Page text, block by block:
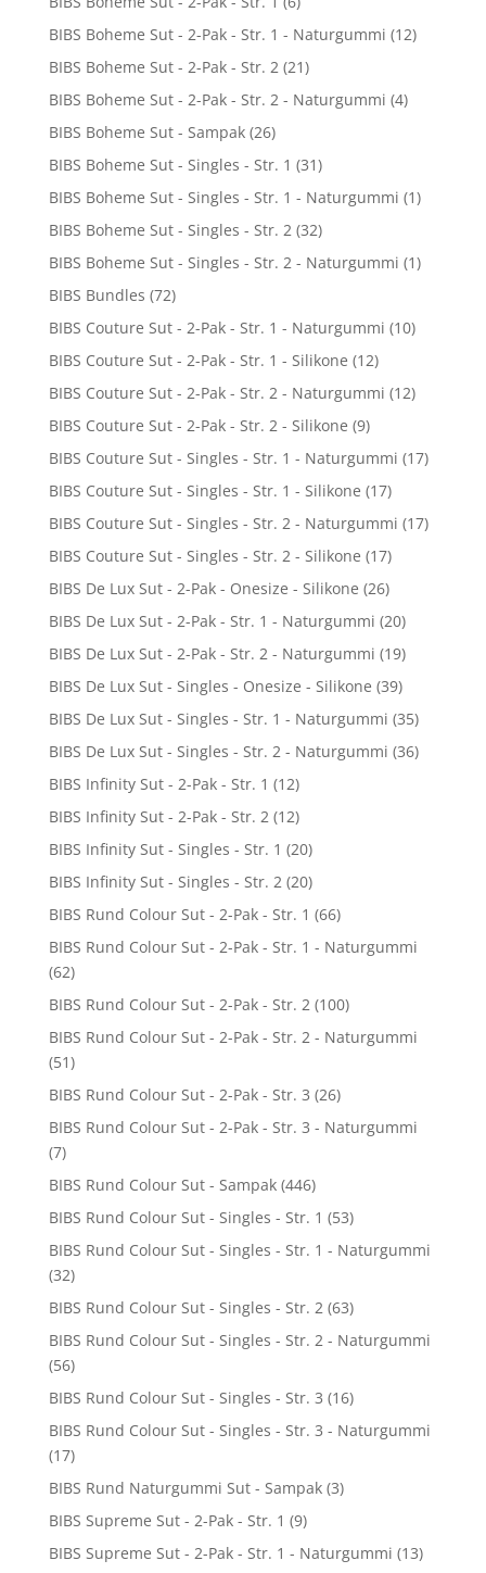
BIBS Boheme Sut - 2-Pak - Str. 1 - Naturgummi (12)
BIBS Boheme Sut - 2-Pak - Str. 2 (21)
BIBS Boheme Sut - 2-Pak - Str. 2 - Naturgummi (4)
BIBS Boheme Sut - Sampak (26)
BIBS Boheme Sut - Singles - Str. 1 (31)
BIBS Boheme Sut - Singles - Str. 1 - Naturgummi (1)
BIBS Boheme Sut - Singles - Str. 2 (32)
BIBS Boheme Sut - Singles - Str. 2 - Naturgummi (1)
BIBS Bundles (72)
BIBS Couture Sut - 2-Pak - Str. 1 - Naturgummi (10)
BIBS Couture Sut - 2-Pak - Str. 1 - Silikone (12)
BIBS Couture Sut - 2-Pak - Str. 2 - Naturgummi (12)
BIBS Couture Sut - 2-Pak - Str. 2 - Silikone (9)
BIBS Couture Sut - Singles - Str. 1 - Naturgummi (17)
BIBS Couture Sut - Singles - Str. 1 - Silikone (17)
BIBS Couture Sut - Singles - Str. 2 - Naturgummi (17)
BIBS Couture Sut - Singles - Str. 2 - Silikone (17)
BIBS De Lux Sut - 2-Pak - Onesize - Silikone (26)
BIBS De Lux Sut - 2-Pak - Str. 1 - Naturgummi (20)
BIBS De Lux Sut - 2-Pak - Str. 2 - Naturgummi (19)
BIBS De Lux Sut - Singles - Onesize - Silikone (39)
BIBS De Lux Sut - Singles - Str. 1 - Naturgummi (35)
BIBS De Lux Sut - Singles - Str. 2 - Naturgummi (36)
BIBS Infinity Sut - 2-Pak - Str. 1 (12)
BIBS Infinity Sut - 2-Pak - Str. 2 (12)
BIBS Infinity Sut - Singles - Str. 1 (20)
BIBS Infinity Sut - Singles - Str. 2 (20)
BIBS Rund Colour Sut - 2-Pak - Str. 1 (66)
BIBS Rund Colour Sut - 2-Pak - Str. 1 - Naturgummi
(62)
BIBS Rund Colour Sut - 2-Pak - Str. 2 (100)
BIBS Rund Colour Sut - 2-Pak - Str. 2 - Naturgummi
(51)
BIBS Rund Colour Sut - 2-Pak - Str. 3 (26)
BIBS Rund Colour Sut - 2-Pak - Str. 3 - Naturgummi
(7)
BIBS Rund Colour Sut - Sampak (446)
BIBS Rund Colour Sut - Singles - Str. 1 (53)
BIBS Rund Colour Sut - Singles - Str. 1 - Naturgummi
(32)
BIBS Rund Colour Sut - Singles - Str. 2 (63)
BIBS Rund Colour Sut - Singles - Str. 2 - Naturgummi
(56)
BIBS Rund Colour Sut - Singles - Str. 3 (16)
BIBS Rund Colour Sut - Singles - Str. 3 - Naturgummi
(17)
BIBS Rund Naturgummi Sut - Sampak (3)
BIBS Supreme Sut - 2-Pak - Str. 1 (9)
BIBS Supreme Sut - 2-Pak - Str. 1 - Naturgummi (13)